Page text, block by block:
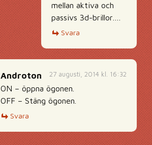
mellan aktiva och
passivs 3d-brillor….
Svara
27 augusti, 2014 kl. 16:32
Androton
ON – öppna ögonen.
OFF – Stäng ögonen.
Svara